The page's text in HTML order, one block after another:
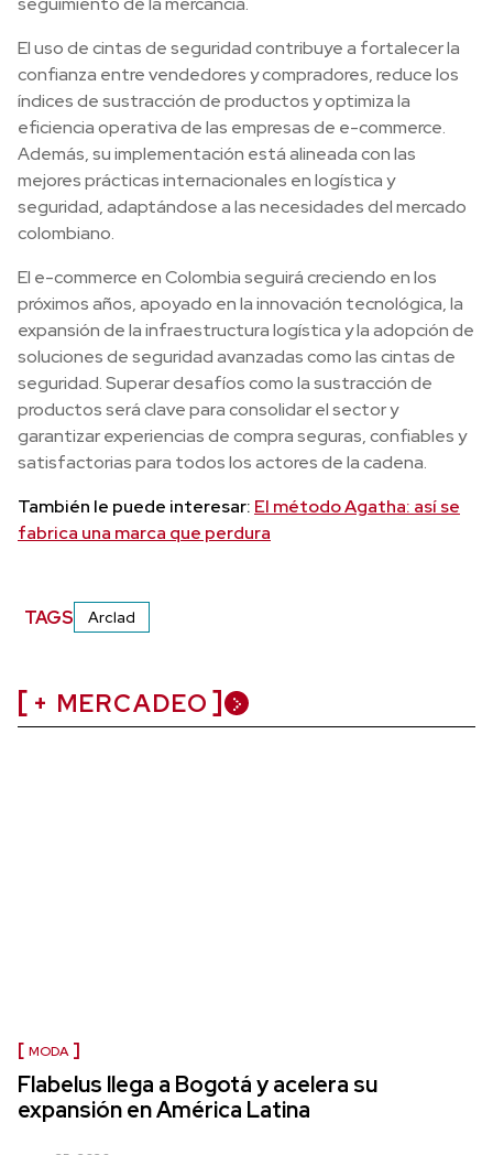
El uso de cintas de seguridad contribuye a fortalecer la
confianza entre vendedores y compradores, reduce los
índices de sustracción de productos y optimiza la
eficiencia operativa de las empresas de e-commerce.
Además, su implementación está alineada con las
mejores prácticas internacionales en logística y
seguridad, adaptándose a las necesidades del mercado
colombiano.
El e-commerce en Colombia seguirá creciendo en los
próximos años, apoyado en la innovación tecnológica, la
expansión de la infraestructura logística y la adopción de
soluciones de seguridad avanzadas como las cintas de
seguridad. Superar desafíos como la sustracción de
productos será clave para consolidar el sector y
garantizar experiencias de compra seguras, confiables y
satisfactorias para todos los actores de la cadena.
También le puede interesar: El método Agatha: así se
fabrica una marca que perdura
TAGS Arclad
+ MERCADEO
MODA
Flabelus llega a Bogotá y acelera su
expansión en América Latina